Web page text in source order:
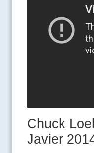
Chuck
Javier